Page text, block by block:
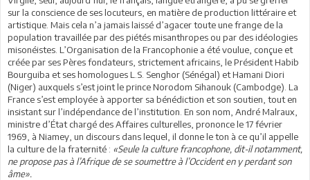
sur la conscience de ses locuteurs, en matière de production littéraire et
artistique. Mais cela n’a jamais laissé d’agacer toute une frange de la
population travaillée par des piétés misanthropes ou par des idéologies
misonéistes. L’Organisation de la Francophonie a été voulue, conçue et
créée par ses Pères fondateurs, strictement africains, le Président Habib
Bourguiba et ses homologues L.S. Senghor (Sénégal) et Hamani Diori
(Niger) auxquels s’est joint le prince Norodom Sihanouk (Cambodge). La
France s’est employée à apporter sa bénédiction et son soutien, tout en
insistant sur l’indépendance de l’institution. En son nom, André Malraux,
ministre d’État chargé des Affaires culturelles, prononce le 17 février
1969, à Niamey, un discours dans lequel, il donne le ton à ce qu’il appelle
la culture de la fraternité : «Seule la culture francophone, dit-il notamment,
ne propose pas à l’Afrique de se soumettre à l’Occident en y perdant son
âme».